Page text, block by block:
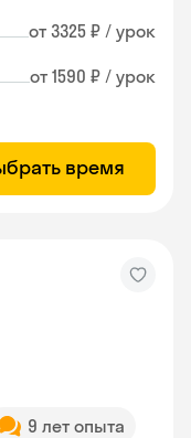
от 3325 ₽ / урок
от 1590 ₽ / урок
время
9 лет опыта